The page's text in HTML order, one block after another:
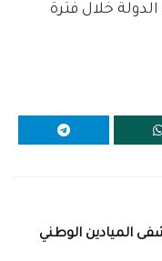
خلال فترة
الميادين الوطني